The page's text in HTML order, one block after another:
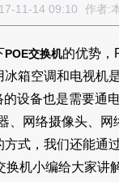
11-14 09:10 作者:
POE交换机的优势，
箱空调和电视机
设备也是需要通
、网络摄像头、网
方式，我们还能通
换机小编给大家讲